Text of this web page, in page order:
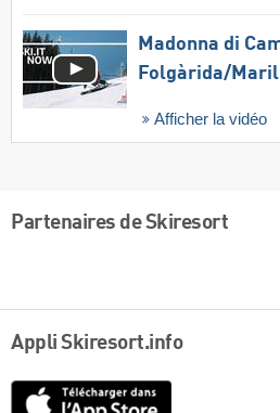
Madonna di
Folgàrida/​
Afficher la vidéo
Partenaires de Skiresort
Appli Skiresort.info